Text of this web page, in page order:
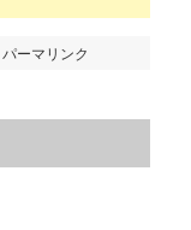
パーマリンク